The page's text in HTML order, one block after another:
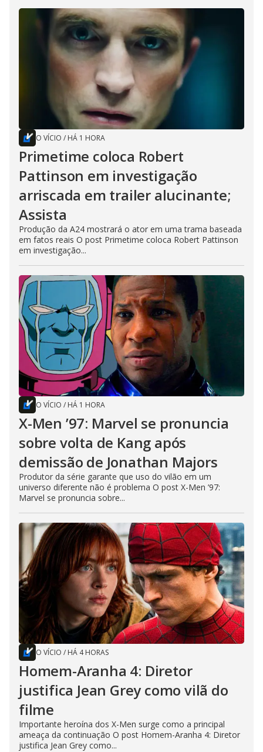
O VÍCIO / HÁ 1 HORA
Primetime coloca Robert
Pattinson em investigação
arriscada em trailer alucinante;
Assista
Produção da A24 mostrará o ator em uma trama baseada
em fatos reais O post Primetime coloca Robert Pattinson
em investigação...
O VÍCIO / HÁ 1 HORA
X-Men ’97: Marvel se pronuncia
sobre volta de Kang após
demissão de Jonathan Majors
Produtor da série garante que uso do vilão em um
universo diferente não é problema O post X-Men ’97:
Marvel se pronuncia sobre...
O VÍCIO / HÁ 4 HORAS
Homem-Aranha 4: Diretor
justifica Jean Grey como vilã do
filme
Importante heroína dos X-Men surge como a principal
ameaça da continuação O post Homem-Aranha 4: Diretor
justifica Jean Grey como...